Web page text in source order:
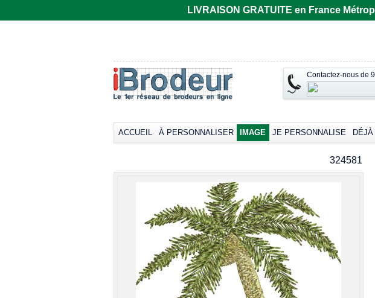
LIVRAISON GRATUITE en France
Contactez-nous de
ACCUEIL À PERSONNALISER IMAGE JE PERSONNALISE
324581
européenne,
manches courtes
col rond -
Collection LET
*
courtes
Broder dès33,66€
*